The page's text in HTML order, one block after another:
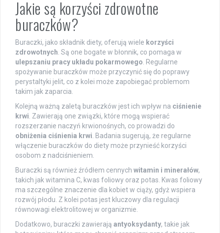
Jakie są korzyści zdrowotne
buraczków?
Buraczki, jako składnik diety, oferują wiele korzyści
zdrowotnych . Są one bogate w błonnik, co pomaga w
ulepszaniu pracy układu pokarmowego . Regularne
spożywanie buraczków może przyczynić się do poprawy
perystaltyki jelit, co z kolei może zapobiegać problemom
takim jak zaparcia.
Kolejną ważną zaletą buraczków jest ich wpływ na ciśnienie
krwi . Zawierają one związki, które mogą wspierać
rozszerzanie naczyń krwionośnych, co prowadzi do
obniżenia ciśnienia krwi . Badania sugerują, że regularne
włączenie buraczków do diety może przynieść korzyści
osobom z nadciśnieniem.
Buraczki są również źródłem cennych witamin i minerałów,
takich jak witamina C, kwas foliowy oraz potas. Kwas foliowy
ma szczególne znaczenie dla kobiet w ciąży, gdyż wspiera
rozwój płodu. Z kolei potas jest kluczowy dla regulacji
równowagi elektrolitowej w organizmie.
Dodatkowo, buraczki zawierają antyoksydanty, takie jak